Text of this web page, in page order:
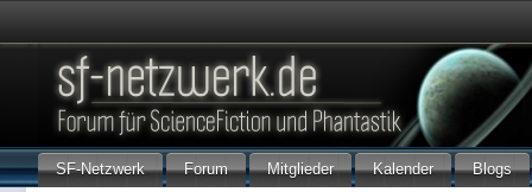
SF-Netzwerk Forum Mitglieder Kalender Blogs